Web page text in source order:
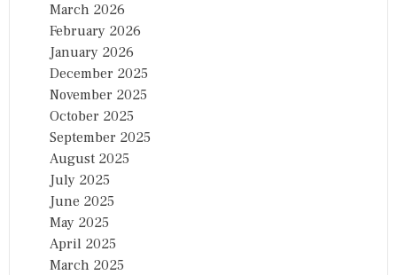
March 2026
February 2026
January 2026
December 2025
November 2025
October 2025
September 2025
August 2025
July 2025
June 2025
May 2025
April 2025
March 2025